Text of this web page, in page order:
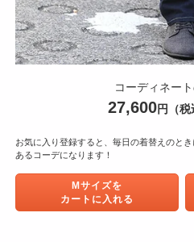
メ
デ
ィ
を
コーディネー
27,600円 （
お気に入り登録すると、毎日の着替えのと
あるコーデになります！
Mサイズを
カートに入れる